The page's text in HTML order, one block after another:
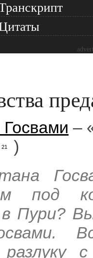
–
21
)
под
Пури?
разлуку